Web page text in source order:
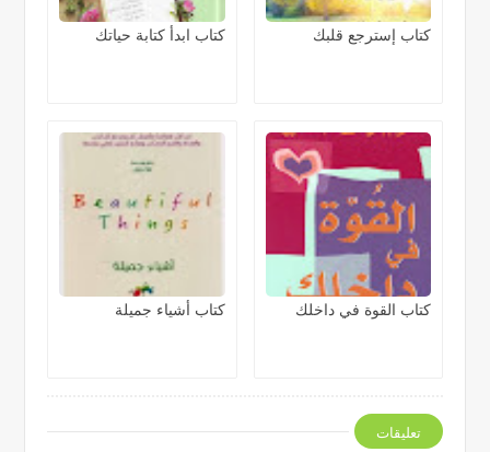
كتاب إسترجع قلبك كتاب ابدأ كتابة حياتك
كتاب القوة في داخلك كتاب أشياء جميلة
تعليقات